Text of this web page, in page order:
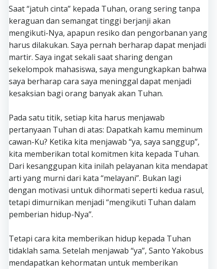
Saat “jatuh cinta” kepada Tuhan, orang sering tanpa
keraguan dan semangat tinggi berjanji akan
mengikuti-Nya, apapun resiko dan pengorbanan yang
harus dilakukan. Saya pernah berharap dapat menjadi
martir. Saya ingat sekali saat sharing dengan
sekelompok mahasiswa, saya mengungkapkan bahwa
saya berharap cara saya meninggal dapat menjadi
kesaksian bagi orang banyak akan Tuhan.
Pada satu titik, setiap kita harus menjawab
pertanyaan Tuhan di atas: Dapatkah kamu meminum
cawan-Ku? Ketika kita menjawab “ya, saya sanggup”,
kita memberikan total komitmen kita kepada Tuhan.
Dari kesanggupan kita inilah pelayanan kita mendapat
arti yang murni dari kata “melayani”. Bukan lagi
dengan motivasi untuk dihormati seperti kedua rasul,
tetapi dimurnikan menjadi “mengikuti Tuhan dalam
pemberian hidup-Nya”.
Tetapi cara kita memberikan hidup kepada Tuhan
tidaklah sama. Setelah menjawab “ya”, Santo Yakobus
mendapatkan kehormatan untuk memberikan